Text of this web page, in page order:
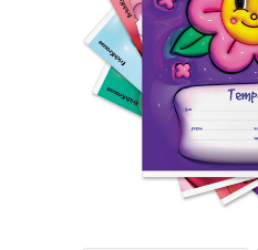
Тетради
Ватманы, калька, бумага
Бумага для
Конверты
Бумага для факса
Грамоты, дипломы,
Канцелярские книги,